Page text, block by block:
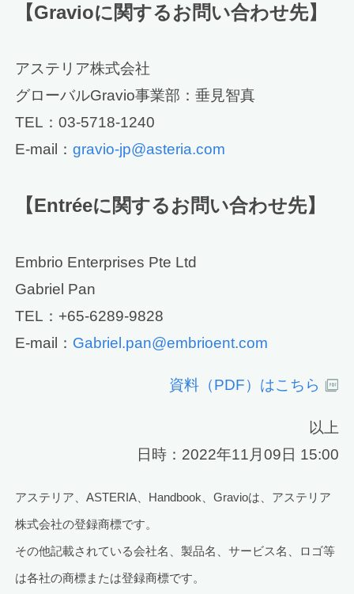
【Gravioに関するお問い合わせ先】
アステリア株式会社
グローバルGravio事業部：垂見智真
TEL：03-5718-1240
E-mail：gravio-jp@asteria.com
【Entréeに関するお問い合わせ先】
Embrio Enterprises Pte Ltd
Gabriel Pan
TEL：+65-6289-9828
E-mail： Gabriel.pan@embrioent.com
資料（PDF）はこちら
以上
日時：2022年11月09日 15:00
アステリア、ASTERIA、Handbook、Gravioは、アステリア
株式会社の登録商標です。
その他記載されている会社名、製品名、サービス名、ロゴ等
は各社の商標または登録商標です。